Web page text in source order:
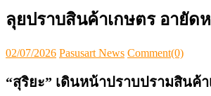
ลุยปราบสินค้าเกษตร อายัด
Posted
02/07/2026 Author
Pasusart News Comment(0)
“สุริยะ” เดินหน้าปราบปรามสินค้